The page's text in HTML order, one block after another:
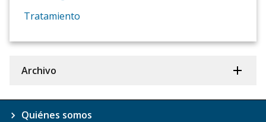
Tratamiento
Archivo
Quiénes somos